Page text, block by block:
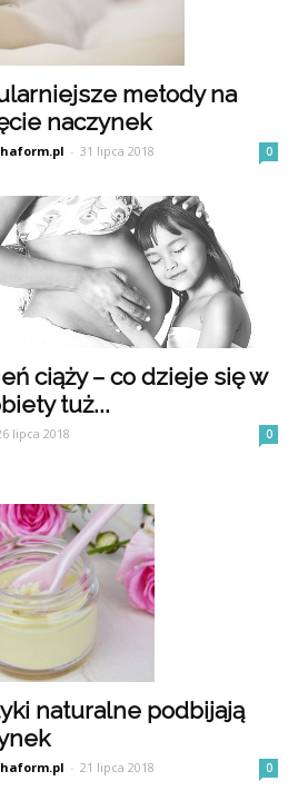
metody na
naczynek
- 31 lipca 2018 0
ciąży – co dzieje się w
tuż...
lipca 2018 0
naturalne podbijają
- 21 lipca 2018 0